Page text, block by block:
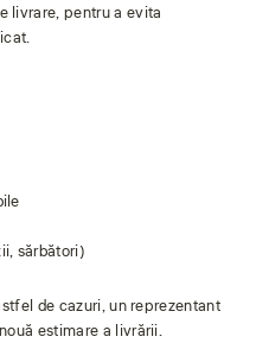
livrare, pentru a evita
sărbători)
de cazuri, un reprezentant
estimare a livrării.